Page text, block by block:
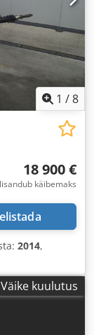
1 /8
18 900 €
käibemaks
2014,
Väike kuulutus